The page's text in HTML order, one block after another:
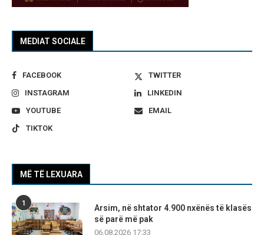
MEDIAT SOCIALE
FACEBOOK
TWITTER
INSTAGRAM
LINKEDIN
YOUTUBE
EMAIL
TIKTOK
MË TË LEXUARA
1
Arsim, në shtator 4.900 nxënës të klasës
së parë më pak
06.08.2026 17:33